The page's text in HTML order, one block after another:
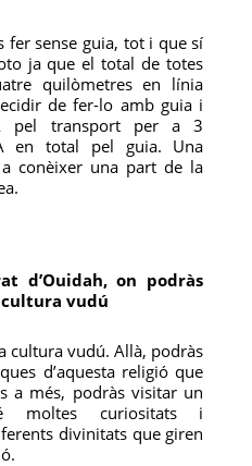
fer sense guia, tot i que sí
ja que el total de totes
quilòmetres en línia
de fer-lo amb guia i
pel transport per a 3
en total pel guia. Una
conèixer una part de la
d’Ouidah, on podràs
cultura vudú
cultura vudú. Allà, podràs
d’aquesta religió que
a més, podràs visitar un
moltes curiositats i
divinitats que giren